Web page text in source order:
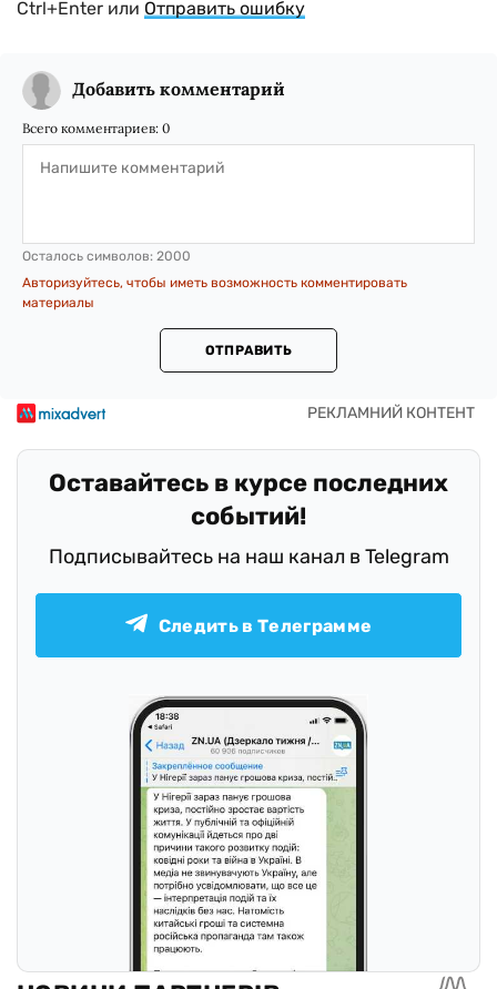
Ctrl+Enter или Отправить ошибку
Добавить комментарий
Всего комментариев: 0
Осталось символов: 2000
Авторизуйтесь, чтобы иметь возможность комментировать
материалы
ОТПРАВИТЬ
Оставайтесь в курсе последних
событий!
Подписывайтесь на наш канал в Telegram
Следить в Телеграмме